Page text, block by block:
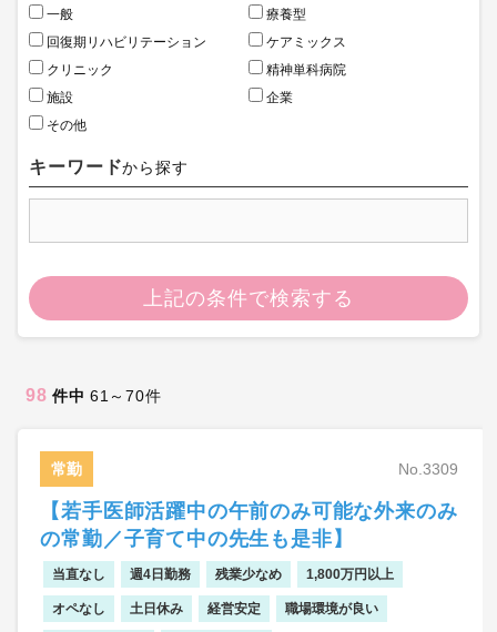
一般
療養型
回復期リハビリテーション
ケアミックス
クリニック
精神単科病院
施設
企業
その他
キーワードから探す
上記の条件で検索する
98 件中61～70件
常勤 No.3309
【若手医師活躍中の午前のみ可能な外来のみ
の常勤／子育て中の先生も是非】
当直なし 週4日勤務 残業少なめ 1,800万円以上
オペなし 土日休み 経営安定 職場環境が良い